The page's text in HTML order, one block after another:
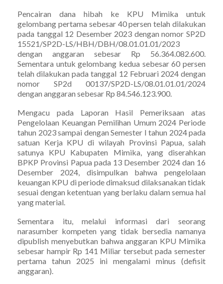
Pencairan dana hibah ke KPU Mimika untuk
gelombang pertama sebesar 40 persen telah dilakukan
pada tanggal 12 Desember 2023 dengan nomor SP2D
15521/SP2D-LS/HBH/DBH/08.01.01.01/2023
dengan anggaran sebesar Rp 56.364.082.600.
Sementara untuk gelombang kedua sebesar 60 persen
telah dilakukan pada tanggal 12 Februari 2024 dengan
nomor SP2d 00137/SP2D-LS/08.01.01.01/2024
dengan anggaran sebesar Rp 84.546.123.900.
Mengacu pada Laporan Hasil Pemeriksaan atas
Pengelolaan Keuangan Pemilihan Umum 2024 Periode
tahun 2023 sampai dengan Semester I tahun 2024 pada
satuan Kerja KPU di wilayah Provinsi Papua, salah
satunya KPU Kabupaten Mimika, yang diserahkan
BPKP Provinsi Papua pada 13 Desember 2024 dan 16
Desember 2024, disimpulkan bahwa pengelolaan
keuangan KPU di periode dimaksud dilaksanakan tidak
sesuai dengan ketentuan yang berlaku dalam semua hal
yang material.
Sementara itu, melalui informasi dari seorang
narasumber kompeten yang tidak bersedia namanya
dipublish menyebutkan bahwa anggaran KPU Mimika
sebesar hampir Rp 141 Miliar tersebut pada semester
pertama tahun 2025 ini mengalami minus (defisit
anggaran).